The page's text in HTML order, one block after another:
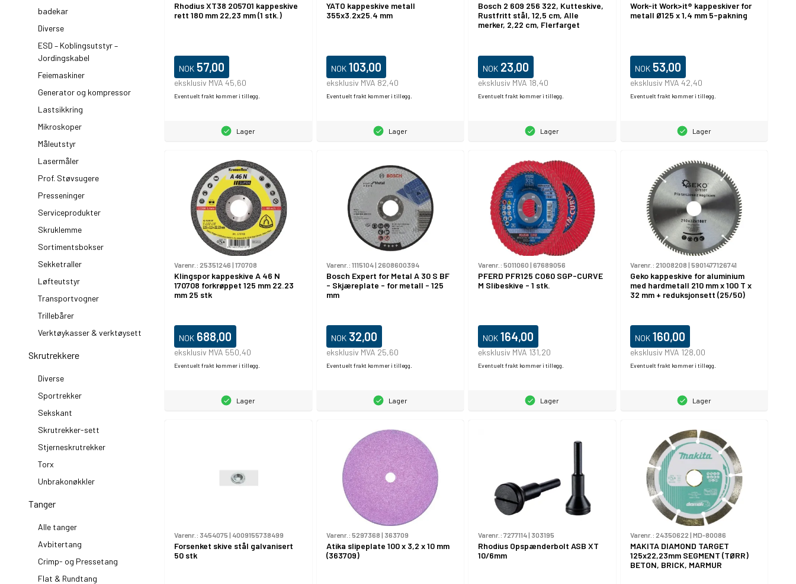
badekar
Diverse
ESD – Koblingsutstyr –
Jordingskabel
Feiemaskiner
Generator og kompressor
Lastsikkring
Mikroskoper
Måleutstyr
Lasermåler
Prof. Støvsugere
Presseninger
Serviceprodukter
Skruklemme
Sortimentsbokser
Sekketraller
Løfteutstyr
Transportvogner
Trillebårer
Verktøykasser & verktøysett
Skrutrekkere
Diverse
Sportrekker
Sekskant
Skrutrekker-sett
Stjerneskrutrekker
Torx
Unbrakonøkkler
Tanger
Alle tanger
Avbitertang
Crimp- og Pressetang
Flat & Rundtang
Rhodius XT38 205701 kappeskive
rett 180 mm 22,23 mm (1 stk.)
NOK 57,00
eksklusiv MVA 45,60
Eventuelt frakt kommer i tillegg.
Lager
YATO kappeskive metall
355x3.2x25.4 mm
NOK 103,00
eksklusiv MVA 82,40
Eventuelt frakt kommer i tillegg.
Lager
Bosch 2 609 256 322, Kutteskive,
Rustfritt stål, 12,5 cm, Alle
merker, 2,22 cm, Flerfarget
NOK 23,00
eksklusiv MVA 18,40
Eventuelt frakt kommer i tillegg.
Lager
Work-it Work>it® kappeskiver for
metall Ø125 x 1,4 mm 5-pakning
NOK 53,00
eksklusiv MVA 42,40
Eventuelt frakt kommer i tillegg.
Lager
Varenr.: 25351246 | 170708
Klingspor kappeskive A 46 N
170708 forkrøppet 125 mm 22.23
mm 25 stk
NOK 688,00
eksklusiv MVA 550,40
Eventuelt frakt kommer i tillegg.
Lager
Varenr.: 1115104| 2608600394
Bosch Expert for Metal A 30 S BF
- Skjæreplate - for metall - 125
mm
NOK 32,00
eksklusiv MVA 25,60
Eventuelt frakt kommer i tillegg.
Lager
Varenr.: 5011060 | 67689056
PFERD PFR125 CO60 SGP-CURVE
M Slibeskive - 1 stk.
NOK 164,00
eksklusiv MVA 131,20
Eventuelt frakt kommer i tillegg.
Lager
Varenr.: 21008208 | 5901477126741
Geko kappeskive for aluminium
med hardmetall 210 mm x 100 T x
32 mm + reduksjonsett (25/50)
NOK 160,00
eksklusiv MVA 128,00
Eventuelt frakt kommer i tillegg.
Lager
Varenr.: 3454075 | 4009155738499
Forsenket skive stål galvanisert
50 stk
Varenr.: 5297368 | 363709
Atika slipeplate 100 x 3,2 x 10 mm
(363709)
Varenr.: 7277114| 303195
Rhodius Opspænderbolt ASB XT
10/6mm
Varenr.: 24350622 | MD-80086
MAKITA DIAMOND TARGET
125x22,23mm SEGMENT (TØRR)
BETON, BRICK, MARMUR